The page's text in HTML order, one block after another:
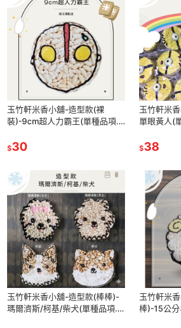
玉竹軒米香小舖-造型款(裸
裝)-9cm超人力霸王(單種品項.
$30
玉竹軒米
單眼黃人(
$38
玉竹軒米香小舖-造型款(棒棒)-
瑪爾濟斯/柯基/柴犬(單種品項.
玉竹軒米
棒)-15公分